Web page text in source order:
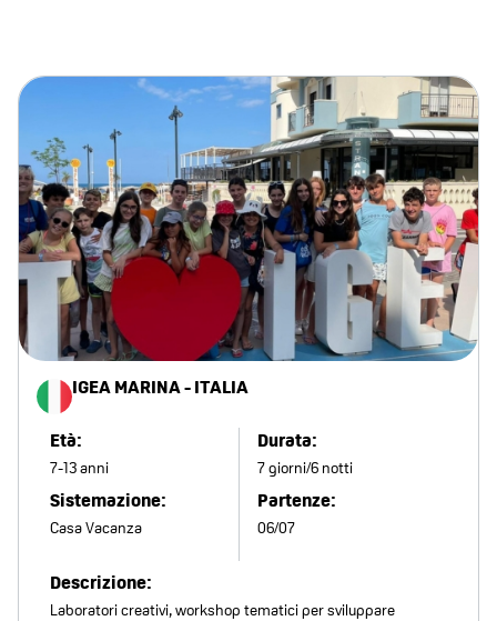
IGEA MARINA - ITALIA
Età:
7-13 anni
Sistemazione:
Casa Vacanza
Durata:
7 giorni/6 notti
Partenze:
06/07
Descrizione:
Laboratori creativi, workshop tematici per sviluppare